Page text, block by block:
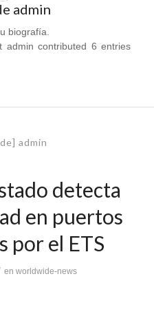
admin
biografía.
admin contributed 6 entries
admin
detecta
en puertos
por el ETS
enworldwide-news